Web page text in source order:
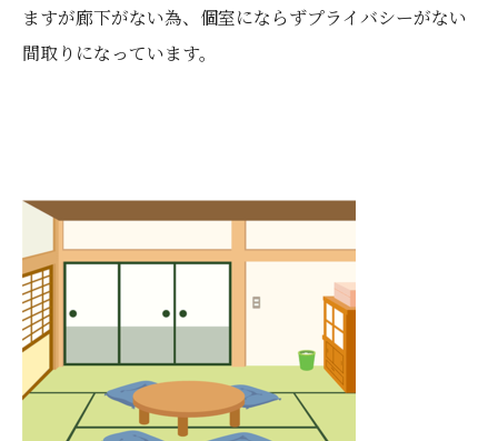
ますが廊下がない為、個室にならずプライバシーがない
間取りになっています。